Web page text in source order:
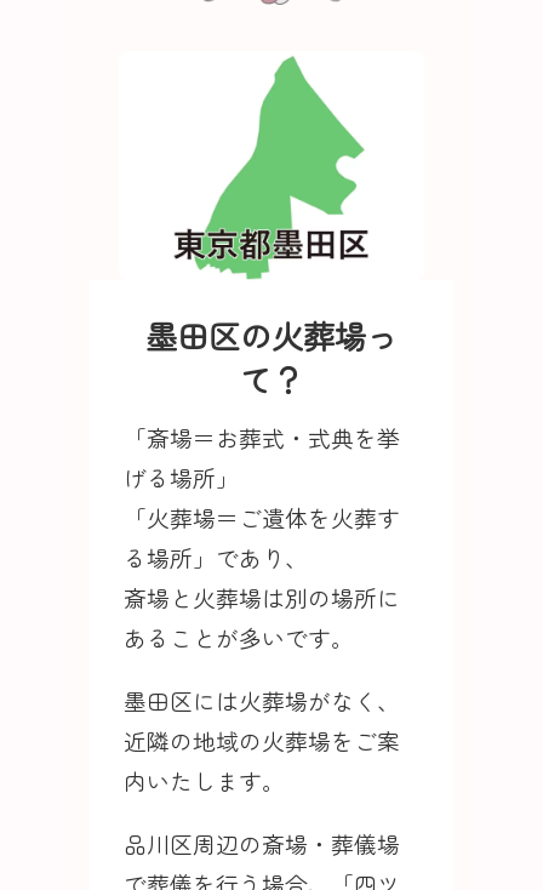
墨田区の火葬場っ
て？
「斎場＝お葬式・式典を挙
げる場所」
「火葬場＝ご遺体を火葬す
る場所」であり、
斎場と火葬場は別の場所に
あることが多いです。
墨田区には火葬場がなく、
近隣の地域の火葬場をご案
内いたします。
品川区周辺の斎場・葬儀場
で葬儀を行う場合、「四ツ